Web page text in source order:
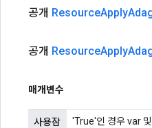
공개 ResourceApply
공개 ResourceApply
매개변수
사용잠
'True'인 경우 var